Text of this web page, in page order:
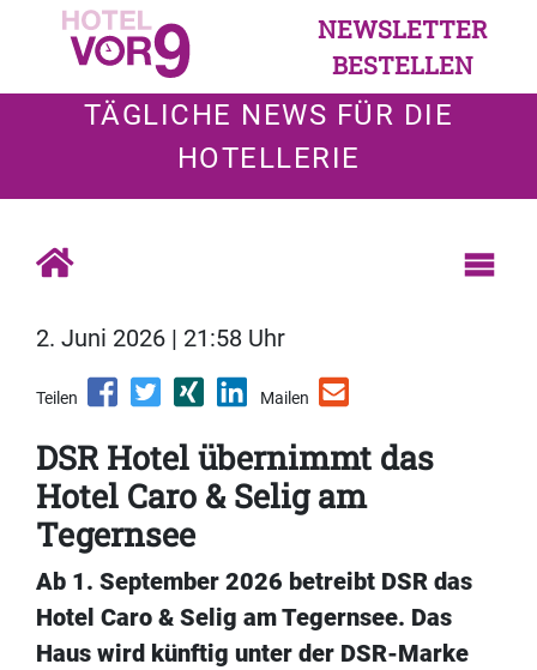
NEWSLETTER
BESTELLEN
TÄGLICHE NEWS FÜR DIE
HOTELLERIE
2. Juni 2026 | 21:58 Uhr
Teilen Mailen
DSR Hotel übernimmt das
Hotel Caro & Selig am
Tegernsee
Ab 1. September 2026 betreibt DSR das
Hotel Caro & Selig am Tegernsee. Das
Haus wird künftig unter der DSR-Marke